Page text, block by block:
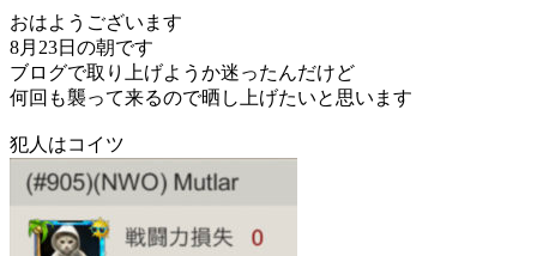
おはようございます
8月23日の朝です
ブログで取り上げようか迷ったんだけど
何回も襲って来るので晒し上げたいと思います
犯人はコイツ